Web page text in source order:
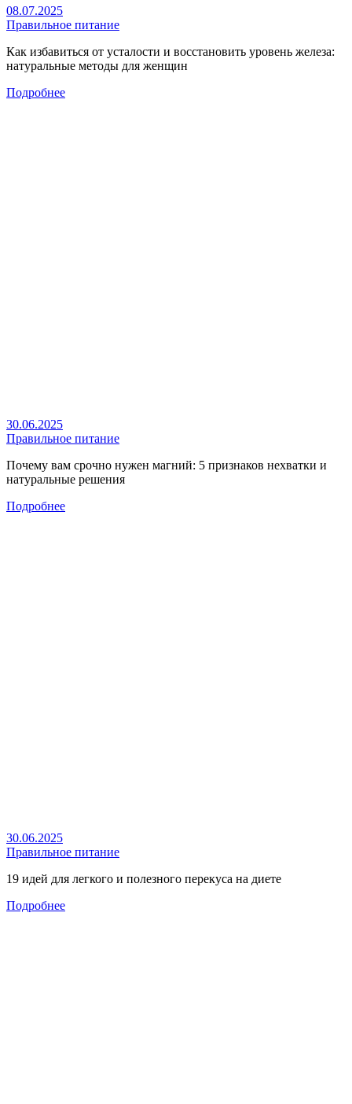
08.07.2025
Правильное питание
Как избавиться от усталости и восстановить уровень железа:
натуральные методы для женщин
Подробнее
30.06.2025
Правильное питание
Почему вам срочно нужен магний: 5 признаков нехватки и
натуральные решения
Подробнее
30.06.2025
Правильное питание
19 идей для легкого и полезного перекуса на диете
Подробнее